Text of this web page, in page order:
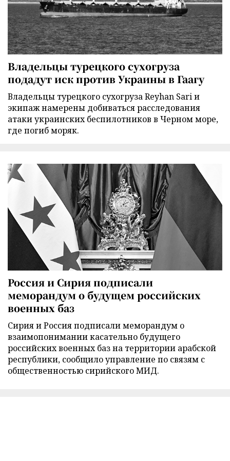
Владельцы турецкого сухогруза
подадут иск против Украины в Гаагу
Владельцы турецкого сухогруза Reyhan Sari и
экипаж намерены добиваться расследования
атаки украинских беспилотников в Черном море,
где погиб моряк.
Россия и Сирия подписали
меморандум о будущем российских
военных баз
Сирия и Россия подписали меморандум о
взаимопонимании касательно будущего
российских военных баз на территории арабской
республики, сообщило управление по связям с
общественностью сирийского МИД.